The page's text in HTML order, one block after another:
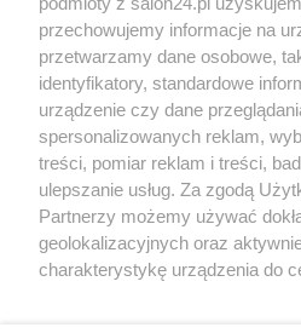
Tematy Dziewanowski
Piszą na ten temat
Rafał Woś
przechowujemy informacje na
przetwarzamy dane osobowe,
identyfikatory, standardowe
urządzenie czy dane
spersonalizowanych reklam,
treści, pomiar reklam i treści,
ulepszanie usług. Za zgodą
Partnerzy możemy używać
geolokalizacyjnych oraz
charakterystykę urządzenia do